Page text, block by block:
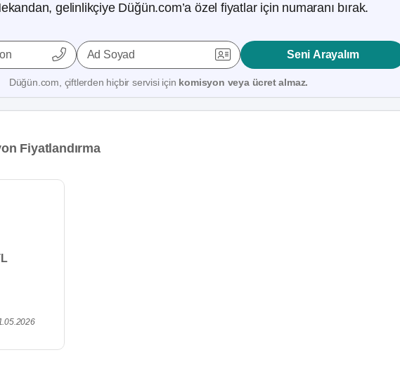
gelinlikçiye Düğün.com’a özel fiyatlar için numaranı bırak.
Ad Soyad Seni Arayalım
Düğün.com, çiftlerden hiçbir servisi için komisyon veya ücret almaz.
Fiyatlandırma